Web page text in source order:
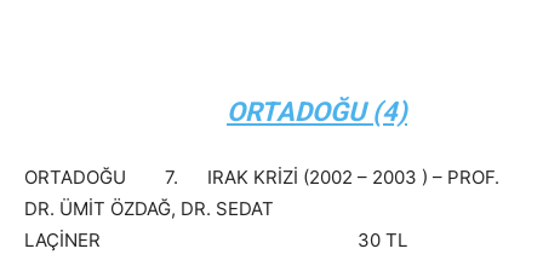
ORTADOĞU (4)
ORTADOĞU 7. IRAK KRİZİ (2002 – 2003 ) – PROF.
DR. ÜMİT ÖZDAĞ, DR. SEDAT
LAÇİNER 30 TL